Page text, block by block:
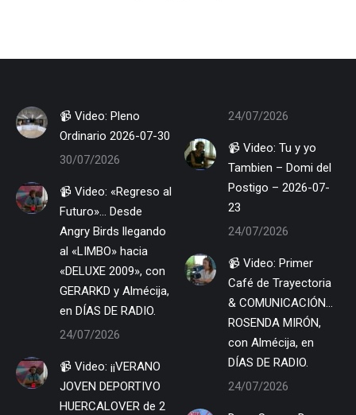
📹 Video: Pleno
Ordinario 2026-07-30
30/07/2026
📹 Video: «Regreso al
Futuro»… Desde
Angry Birds llegando
al «LIMBO» hacia
«DELUXE 2009», con
GERARKD y Almécija,
en DÍAS DE RADIO.
24/07/2026
📹 Video: ¡¡VERANO
JOVEN DEPORTIVO
HUERCALOVER de 2
24/07/2026
📹 Video: Tu y yo
Tambien – Domi del
Postigo – 2026-07-
23
24/07/2026
📹 Video: Primer
Café de Trayectoria
& COMUNICACIÓN…
ROSENDA MIRÓN,
con Almécija, en
DÍAS DE RADIO.
24/07/2026